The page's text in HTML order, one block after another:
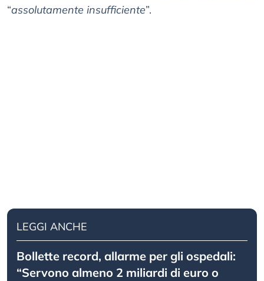
“assolutamente insufficiente”.
LEGGI ANCHE
Bollette record, allarme per gli ospedali:
“Servono almeno 2 miliardi di euro o